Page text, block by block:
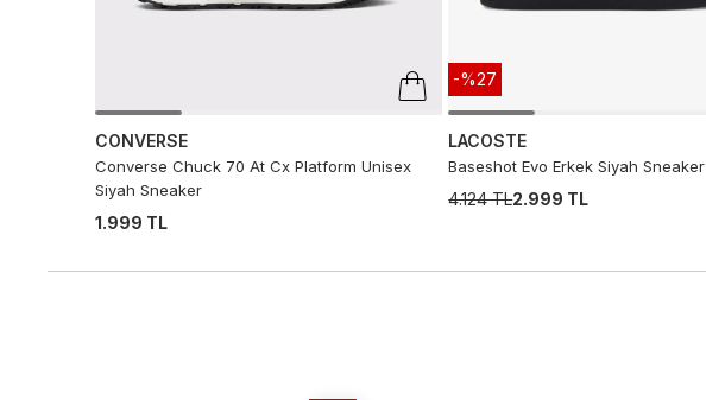
CONVERSE
Converse Chuck 70 At Cx Platform Unisex
Siyah Sneaker
1.999 TL
-%27
LACOSTE
Baseshot Evo Erkek Siyah Sneaker
4.124 TL2.999 TL